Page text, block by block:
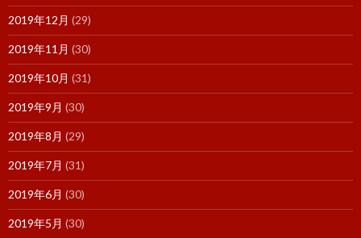
2019年12月 (29)
2019年11月 (30)
2019年10月 (31)
2019年9月 (30)
2019年8月 (29)
2019年7月 (31)
2019年6月 (30)
2019年5月 (30)